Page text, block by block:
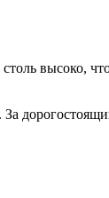
высоко,